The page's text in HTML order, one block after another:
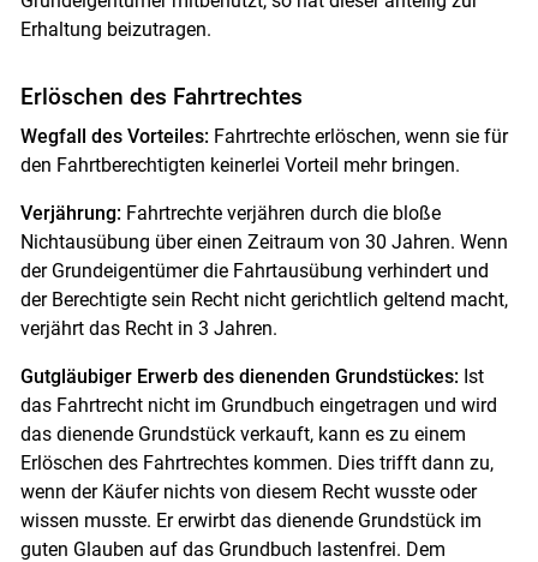
Erhaltung beizutragen.
Erlöschen des Fahrtrechtes
Wegfall des Vorteiles:Fahrtrechte erlöschen, wenn sie für
den Fahrtberechtigten keinerlei Vorteil mehr bringen.
Verjährung:Fahrtrechte verjähren durch die bloße
Nichtausübung über einen Zeitraum von 30 Jahren. Wenn
der Grundeigentümer die Fahrtausübung verhindert und
der Berechtigte sein Recht nicht gerichtlich geltend macht,
verjährt das Recht in 3 Jahren.
Gutgläubiger Erwerb des dienenden Grundstückes:Ist
das Fahrtrecht nicht im Grundbuch eingetragen und wird
das dienende Grundstück verkauft, kann es zu einem
Erlöschen des Fahrtrechtes kommen. Dies trifft dann zu,
wenn der Käufer nichts von diesem Recht wusste oder
wissen musste. Er erwirbt das dienende Grundstück im
guten Glauben auf das Grundbuch lastenfrei. Dem